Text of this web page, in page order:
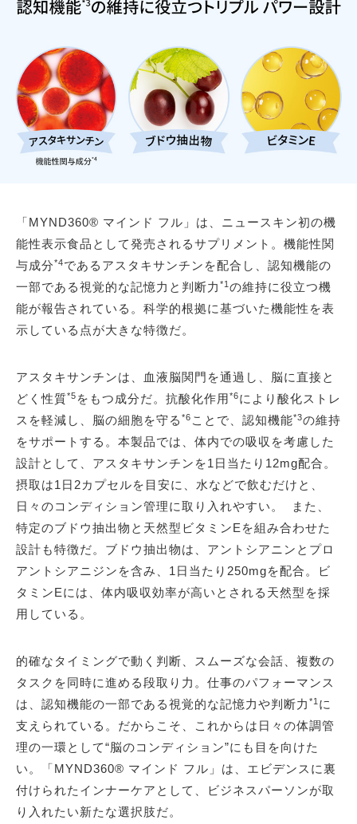
「MYND360® マインド フル」は、ニュースキン初の機
能性表示食品として発売されるサプリメント。機能性関
与成分*4であるアスタキサンチンを配合し、認知機能の
一部である視覚的な記憶力と判断力 *1 の維持に役立つ機
能が報告されている。科学的根拠に基づいた機能性を表
示している点が大きな特徴だ。
アスタキサンチンは、血液脳関門を通過し、脳に直接と
どく性質*5 をもつ成分だ。抗酸化作用 *6により酸化ストレ
スを軽減し、脳の細胞を守る *6 ことで、認知機能*3の維持
をサポートする。本製品では、体内での吸収を考慮した
設計として、アスタキサンチンを1日当たり12mg配合。
摂取は1日2カプセルを目安に、水などで飲むだけと、
日々のコンディション管理に取り入れやすい。 また、
特定のブドウ抽出物と天然型ビタミンEを組み合わせた
設計も特徴だ。ブドウ抽出物は、アントシアニンとプロ
アントシアニジンを含み、1日当たり250mgを配合。ビ
タミンEには、体内吸収効率が高いとされる天然型を採
用している。
的確なタイミングで動く判断、スムーズな会話、複数の
タスクを同時に進める段取り力。仕事のパフォーマンス
は、認知機能の一部である視覚的な記憶力や判断力 *1 に
支えられている。だからこそ、これからは日々の体調管
理の一環として“脳のコンディション”にも目を向けた
い。「MYND360® マインド フル」は、エビデンスに裏
付けられたインナーケアとして、ビジネスパーソンが取
り入れたい新たな選択肢だ。